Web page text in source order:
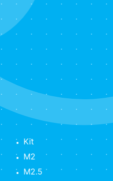
Kit
M2
M2.5